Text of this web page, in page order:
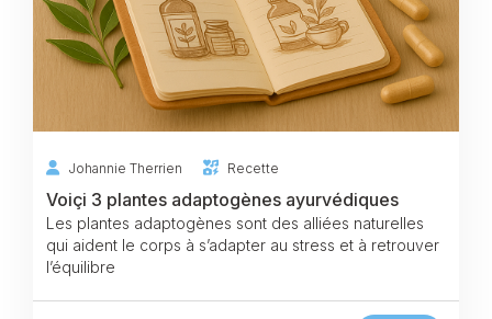
Johannie Therrien Recette
Voiçi 3 plantes adaptogènes ayurvédiques
Les plantes adaptogènes sont des alliées naturelles
qui aident le corps à s’adapter au stress et à retrouver
l’équilibre